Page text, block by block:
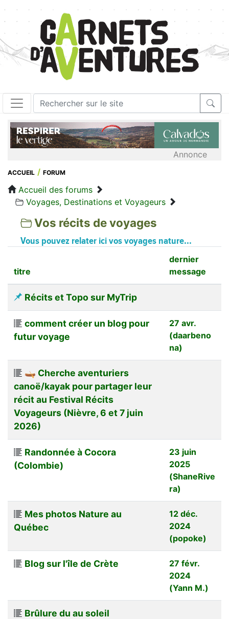
Annonce
ACCUEIL FORUM
Accueil des forums
Voyages, Destinations et Voyageurs
Vos récits de voyages
Vous pouvez relater ici vos voyages nature...
titre
dernier
message
Récits et Topo sur MyTrip
comment créer un blog pour
futur voyage
27 avr.
(daarbeno
na)
🛶 Cherche aventuriers
canoë/kayak pour partager leur
récit au Festival Récits
Voyageurs (Nièvre, 6 et 7 juin
2026)
Randonnée à Cocora
(Colombie)
23 juin
2025
(ShaneRive
ra)
Mes photos Nature au
Québec
12 déc.
2024
(popoke)
Blog sur l'île de Crète
27 févr.
2024
(Yann M.)
Brûlure du au soleil